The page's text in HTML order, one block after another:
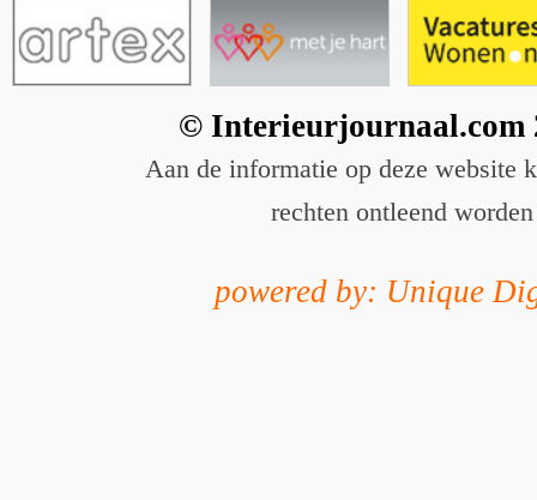
© Interieurjournaal.com
Aan de informatie op deze website
rechten ontleend worden
powered by: Unique